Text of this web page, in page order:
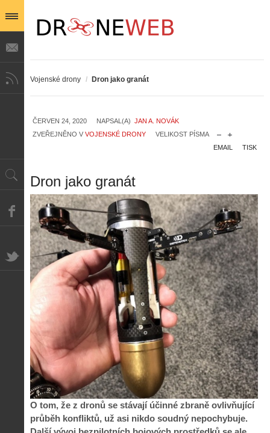
Vojenské drony / Dron jako granát
ČERVEN 24, 2020 NAPSAL(A) JAN A. NOVÁK
ZVEŘEJNĚNO V VOJENSKÉ DRONY
VELIKOST PÍSMA
TISK
EMAIL
Dron jako granát
O tom, že z dronů se stávají účinné zbraně ovlivňující
průběh konfliktů, už asi nikdo soudný nepochybuje.